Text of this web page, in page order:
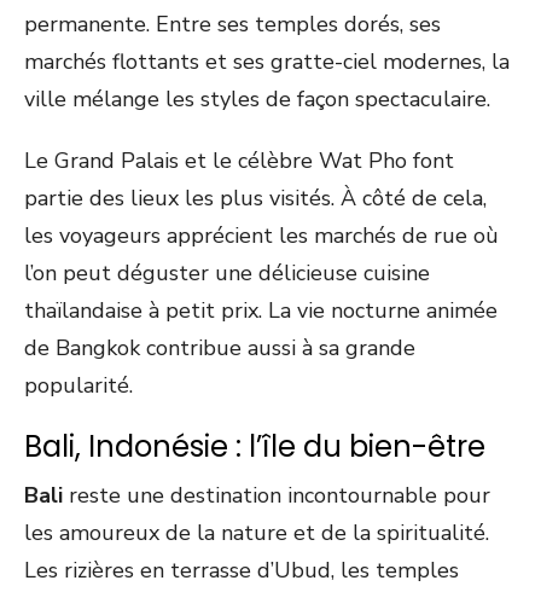
permanente. Entre ses temples dorés, ses
marchés flottants et ses gratte-ciel modernes, la
ville mélange les styles de façon spectaculaire.
Le Grand Palais et le célèbre Wat Pho font
partie des lieux les plus visités. À côté de cela,
les voyageurs apprécient les marchés de rue où
l’on peut déguster une délicieuse cuisine
thaïlandaise à petit prix. La vie nocturne animée
de Bangkok contribue aussi à sa grande
popularité.
Bali, Indonésie : l’île du bien-être
Bali reste une destination incontournable pour
les amoureux de la nature et de la spiritualité.
Les rizières en terrasse d’Ubud, les temples